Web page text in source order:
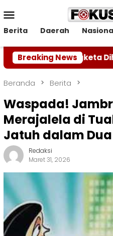
ke
kontenMobile
Berita Daerah
Breaking News
Sengketa Dihentikan
Beranda Berita
Waspada!
Merajalela di
Jatuh dalam
Redaksi
Maret 31, 2026